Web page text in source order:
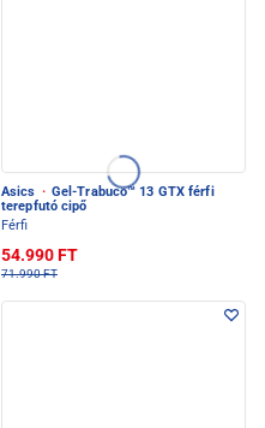
Asics · Gel-Trabuco™ 13 GTX férfi
terepfutó cipő
Férfi
54.990 FT
71.990 FT